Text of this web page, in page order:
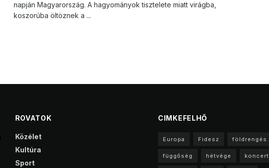
napján Magyarország. A hagyományok tisztelete miatt virágba,
koszorúba öltöznek a ...
ROVATOK
Közélet
Kultúra
Sport
CIMKEFELHŐ
Europa Fidesz földrengés
függőség hétvége koncert